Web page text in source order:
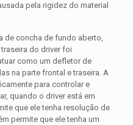
pela rigidez do material
de concha de fundo aberto,
do driver foi
como um defletor de
na parte frontal e traseira. A
para controlar e
quando o driver está em
que ele tenha resolução de
permite que ele tenha um